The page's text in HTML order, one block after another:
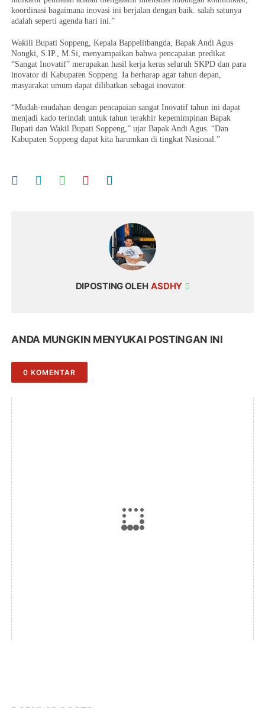
koordinasi bagaimana inovasi ini berjalan dengan baik. salah satunya
adalah seperti agenda hari ini.”
Wakili Bupati Soppeng, Kepala Bappelitbangda, Bapak Andi Agus
Nongki, S.IP., M.Si, menyampaikan bahwa pencapaian predikat
“Sangat Inovatif” merupakan hasil kerja keras seluruh SKPD dan para
inovator di Kabupaten Soppeng. Ia berharap agar tahun depan,
masyarakat umum dapat dilibatkan sebagai inovator.
“Mudah-mudahan dengan pencapaian sangat Inovatif tahun ini dapat
menjadi kado terindah untuk tahun terakhir kepemimpinan Bapak
Bupati dan Wakil Bupati Soppeng,” ujar Bapak Andi Agus. “Dan
Kabupaten Soppeng dapat kita harumkan di tingkat Nasional.”
DIPOSTING OLEH ASDHY
ANDA MUNGKIN MENYUKAI POSTINGAN INI
0 KOMENTAR